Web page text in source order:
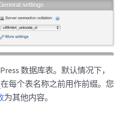
数据库表。默认情况下，
在每个表名称之前用作前缀。您
为其他内容。